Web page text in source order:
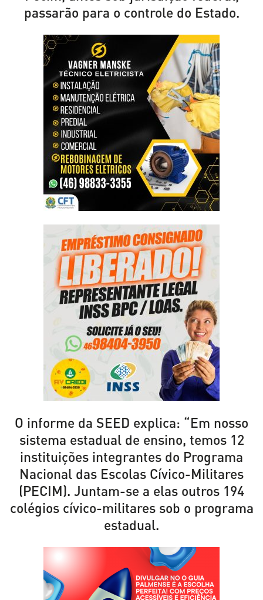
passarão para o controle do Estado.
O informe da SEED explica: “Em nosso
sistema estadual de ensino, temos 12
instituições integrantes do Programa
Nacional das Escolas Cívico-Militares
(PECIM). Juntam-se a elas outros 194
colégios cívico-militares sob o programa
estadual.